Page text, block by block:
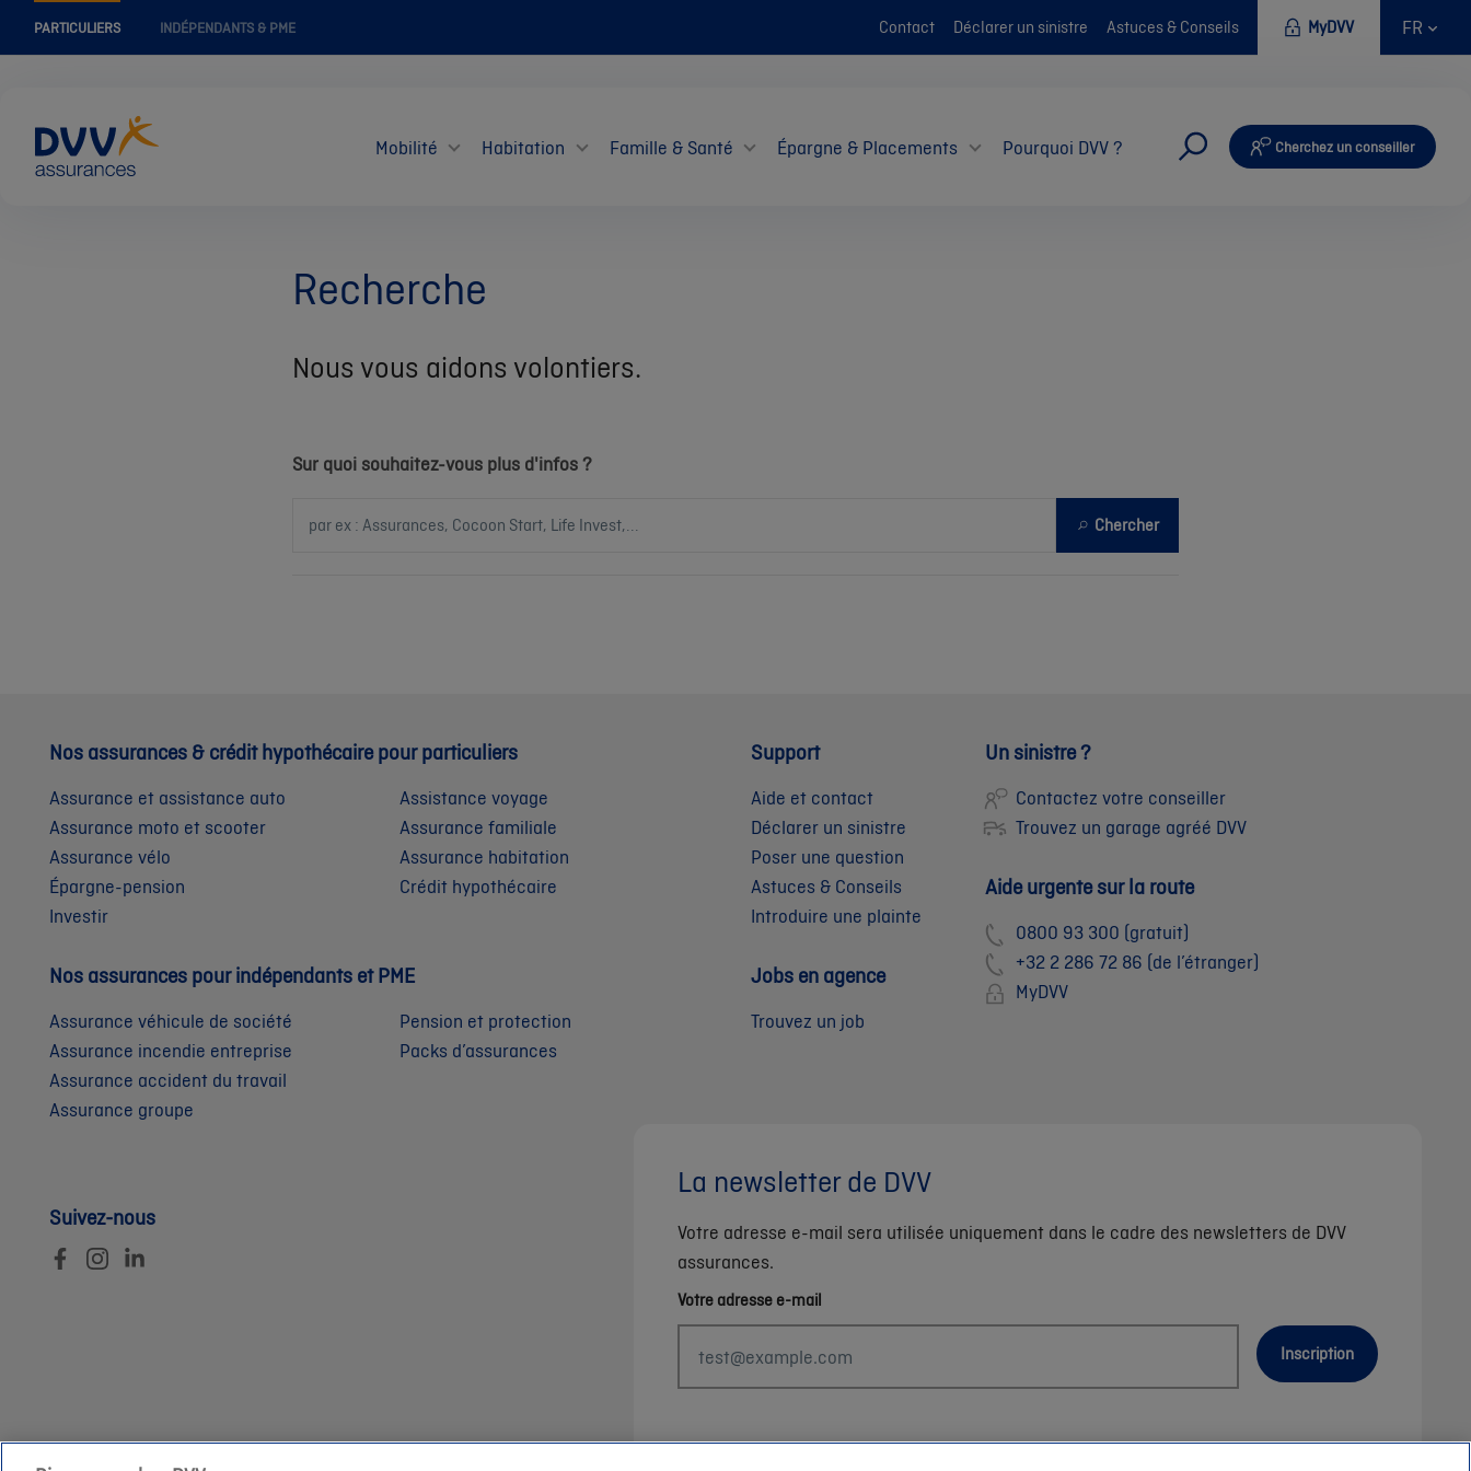
PARTICULIERS INDÉPENDANTS & PME Contact Déclarer un sinistre Astuces & Conseils MyDVV FR
Mobilité Habitation Famille & Santé Épargne & Placements Pourquoi DVV ? Cherchez un conseiller
Recherche
Nous vous aidons volontiers.
Sur quoi souhaitez-vous plus d'infos ?
Chercher
Nos assurances & crédit hypothécaire pour particuliers
Assurance et assistance auto
Assistance voyage
Assurance moto et scooter
Assurance familiale
Assurance vélo
Assurance habitation
Épargne-pension
Crédit hypothécaire
Investir
Nos assurances pour indépendants et PME
Assurance véhicule de société
Pension et protection
Assurance incendie entreprise
Packs d’assurances
Assurance accident du travail
Assurance groupe
Support
Aide et contact
Déclarer un sinistre
Poser une question
Astuces & Conseils
Introduire une plainte
Jobs en agence
Trouvez un job
Un sinistre ?
Contactez votre conseiller
Trouvez un garage agréé DVV
Aide urgente sur la route
0800 93 300 (gratuit)
+32 2 286 72 86 (de l’étranger)
MyDVV
Suivez-nous
La newsletter de DVV
Votre adresse e-mail sera utilisée uniquement dans le cadre des newsletters de DVV
assurances.
Votre adresse e-mail
Inscription